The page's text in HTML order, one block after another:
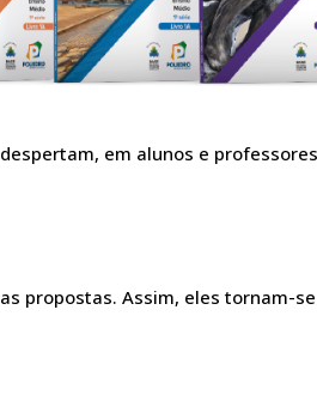
em alunos e
propostas. Assim, eles tornam-